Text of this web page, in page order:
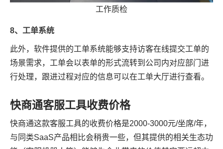
工作质检
8、工单系统
此外，软件提供的工单系统能够支持访客在线提交工单的
场景需求，工单会以表单的形式流转到公司内对应部门进
行处理，跟进过程对应的信息可以在工单大厅进行查看。
快商通客服工具收费价格
快商通这款客服工具的收费价格是2000-3000元/坐席/年，
与同类SaaS产品相比会稍贵一些，但其提供的相关生态功